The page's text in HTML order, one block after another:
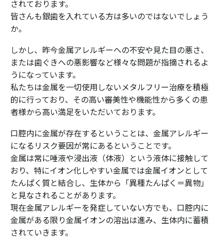
されております。
皆さんも銀歯を入れている方は多いのではないでしょう
か。
しかし、昨今金属アレルギーへの不安や見た目の悪さ、
または歯ぐきへの悪影響など様々な問題が指摘されるよ
うになっています。
私たちは金属を一切使用しないメタルフリー治療を積極
的に行っており、その高い審美性や機能性から多くの患
者様から高い満足をいただいております。
口腔内に金属が存在するということは、金属アレルギー
になるリスク要因が常にあるということです。
金属は常に唾液や浸出液（体液）という液体に接触して
おり、特にイオン化しやすい金属では金属イオンとして
たんぱく質と結合し、生体から「異種たんぱく＝異物」
と見なされることがあります。
現在金属アレルギーを発症していない方でも、口腔内に
金属がある限り金属イオンの溶出は進み、生体内に蓄積
されていきます。